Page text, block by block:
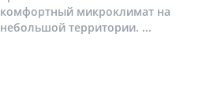
комфортный микроклимат на
небольшой территории. ...